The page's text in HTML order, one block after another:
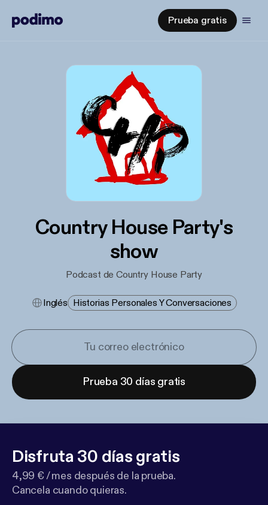
Prueba gratis
Country House Party's
show
Podcast de Country House Party
Inglés Historias Personales Y Conversaciones
Prueba 30 días gratis
Disfruta 30 días gratis
4,99 € / mes después de la prueba.
Cancela cuando quieras.